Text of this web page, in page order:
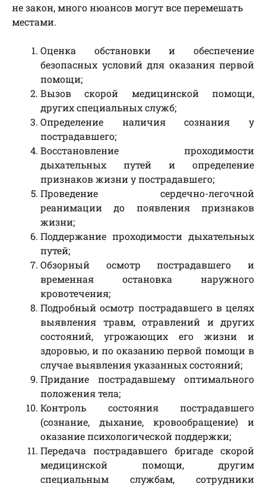
не закон, много нюансов могут все перемешать
местами.
Оценка обстановки и обеспечение
безопасных условий для оказания первой
помощи;
Вызов скорой медицинской помощи,
других специальных служб;
Определение наличия сознания у
пострадавшего;
Восстановление проходимости
дыхательных путей и определение
признаков жизни у пострадавшего;
Проведение сердечно-легочной
реанимации до появления признаков
жизни;
Поддержание проходимости дыхательных
путей;
Обзорный осмотр пострадавшего и
временная остановка наружного
кровотечения;
Подробный осмотр пострадавшего в целях
выявления травм, отравлений и других
состояний, угрожающих его жизни и
здоровью, и по оказанию первой помощи в
случае выявления указанных состояний;
Придание пострадавшему оптимального
положения тела;
Контроль состояния пострадавшего
(сознание, дыхание, кровообращение) и
оказание психологической поддержки;
Передача пострадавшего бригаде скорой
медицинской помощи, другим
специальным службам, сотрудники